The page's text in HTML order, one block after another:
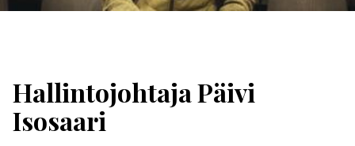
Hallintojohtaja Päivi
Isosaari